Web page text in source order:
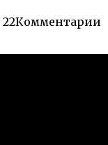
22Комментарии